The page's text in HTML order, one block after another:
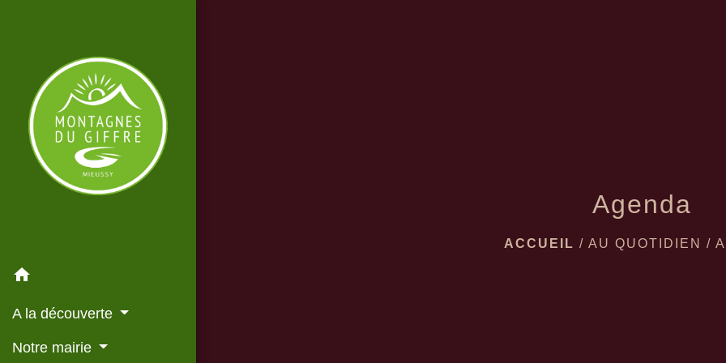
home
A la découverte
Notre mairie
Agenda
ACCUEIL / AU QUOTIDIEN /